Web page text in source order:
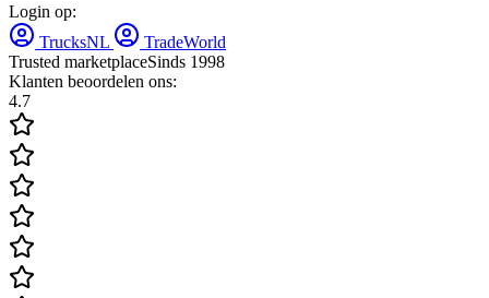
Login op:
TrucksNL
TradeWorld
Trusted marketplaceSinds 1998
Klanten beoordelen ons:
4.7